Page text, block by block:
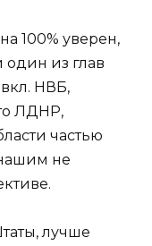
100% уверен,
из глав
НВБ,
ЛДНР,
частью
не
лучше